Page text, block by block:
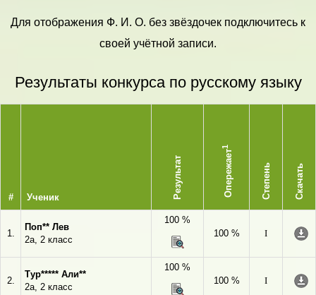
Для отображения Ф. И. О. без звёздочек подключитесь к
своей учётной записи.
Результаты конкурса по русскому языку
# Ученик Результат Опережает
1
Степень Скачать
1.
Поп** Лев
2а, 2 класс
100 %
100 %
I
2.
Тур***** Али**
2а, 2 класс
100 %
100 %
I